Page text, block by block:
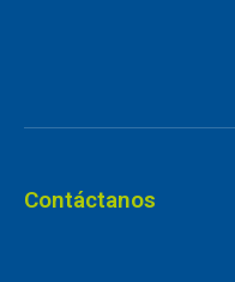
Contáctanos